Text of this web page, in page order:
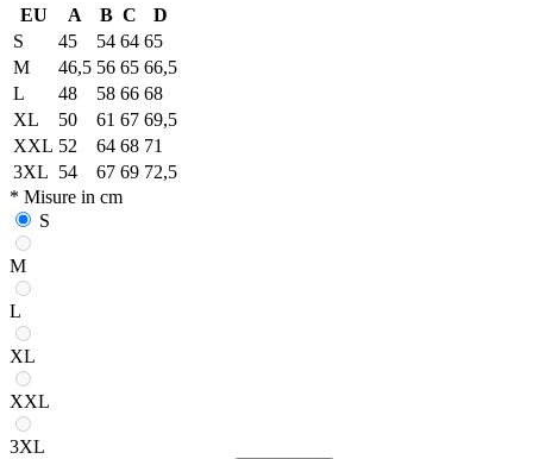
EU A B C
D
S
45 54 64 65
M
46,5 56 65 66,5
L
48 58 66 68
XL
50 61 67 69,5
XXL 52 64 68 71
3XL 54 67 69 72,5
* Misure in cm
S
M
L
XL
XXL
3XL